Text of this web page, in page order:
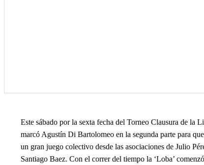
Este sábado por la sexta fecha del Torneo Clausura de
marcó Agustín Di Bartolomeo en la segunda parte para
un gran juego colectivo desde las asociaciones de Julio
Santiago Baez. Con el correr del tiempo la ‘Loba’